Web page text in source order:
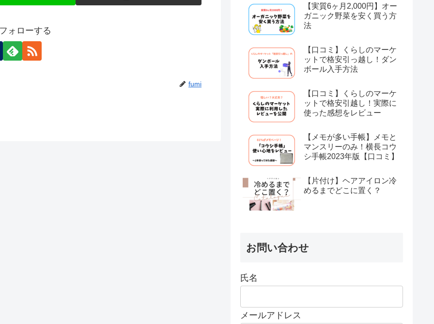
ォローする
fumi
【実質6ヶ月2,000円】オー
ガニック野菜を安く買う方
法
【口コミ】くらしのマーケ
ットで格安引っ越し！ダン
ボール入手方法
【口コミ】くらしのマーケ
ットで格安引越し！実際に
使った感想をレビュー
【メモが多い手帳】メモと
マンスリーのみ！横長コウ
シ手帳2023年版【口コミ】
【片付け】ヘアアイロン冷
めるまでどこに置く？
お問い合わせ
氏名
メールアドレス